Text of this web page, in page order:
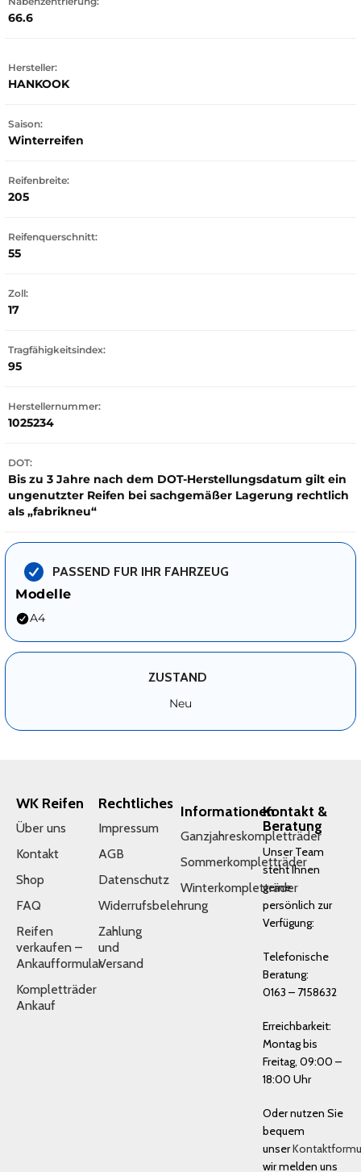
66.6
Hersteller:
HANKOOK
Saison:
Winterreifen
Reifenbreite:
205
Reifenquerschnitt:
55
Zoll:
17
Tragfähigkeitsindex:
95
Herstellernummer:
1025234
DOT:
Bis zu 3 Jahre nach dem DOT-Herstellungsdatum gilt ein
ungenutzter Reifen bei sachgemäßer Lagerung rechtlich
als „fabrikneu“
PASSEND FUR IHR FAHRZEUG
Modelle
A4
ZUSTAND
Neu
WK Reifen
Über uns
Kontakt
Shop
FAQ
Reifen
verkaufen –
Ankaufformular
Kompletträder
Ankauf
Rechtliches
Impressum
AGB
Datenschutz
Widerrufsbelehrung
Zahlung
und
Versand
Informationen
Ganzjahreskompletträder
Sommerkompletträder
Winterkompletträder
Kontakt &
Beratung
Unser Team
steht Ihnen
gerne
persönlich zur
Verfügung:
Telefonische
Beratung:
0163 – 7158632
Erreichbarkeit:
Montag bis
Freitag, 09:00 –
18:00 Uhr
Oder nutzen Sie
bequem
unser
wir melden uns